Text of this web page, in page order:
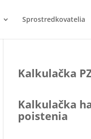
Sprostredkovatelia
Kalkulačka
Kalkulačka
poistenia